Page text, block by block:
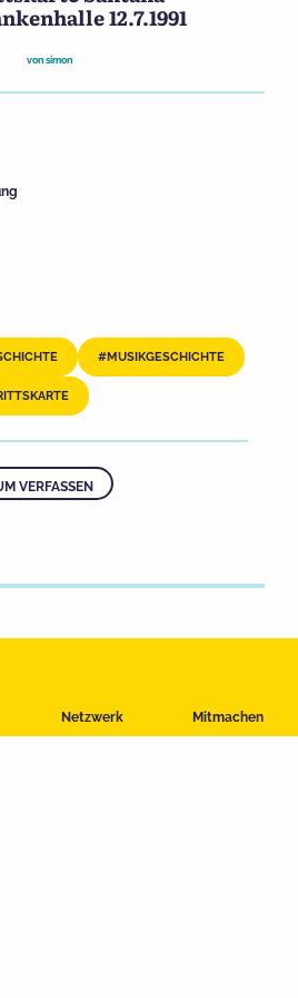
Netzwerk Mitmachen
12.7.1991
von simon
MUSIKGESCHICHTE
VERFASSEN